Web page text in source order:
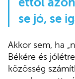
se jó, se
Akkor sem, ha
Békére és
közösség